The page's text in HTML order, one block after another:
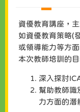
資優教育講座，
如資優教育策略(
或領導能力等方面
本次教師培訓的目
深入探討
幫助教師識
力方面的潛